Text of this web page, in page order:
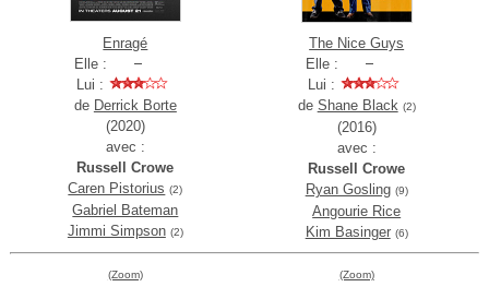
Enragé
Elle :
Lui :
de Derrick Borte
(2020)
avec :
Russell Crowe
Caren Pistorius (2)
Gabriel Bateman
Jimmi Simpson (2)
The Nice Guys
Elle :
Lui :
de Shane Black (2)
(2016)
avec :
Russell Crowe
Ryan Gosling (9)
Angourie Rice
Kim Basinger (6)
(Zoom) (Zoom)